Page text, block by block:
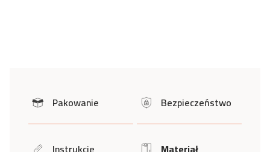
icon Pakowanie icon Bezpieczeństwo